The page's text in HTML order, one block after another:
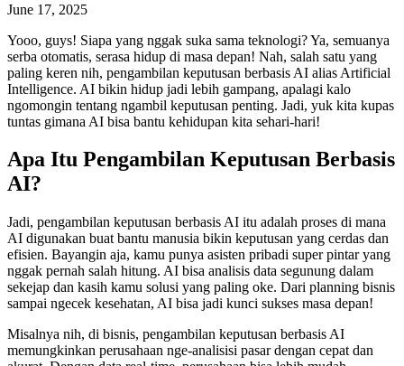
June 17, 2025
Yooo, guys! Siapa yang nggak suka sama teknologi? Ya, semuanya
serba otomatis, serasa hidup di masa depan! Nah, salah satu yang
paling keren nih, pengambilan keputusan berbasis AI alias Artificial
Intelligence. AI bikin hidup jadi lebih gampang, apalagi kalo
ngomongin tentang ngambil keputusan penting. Jadi, yuk kita kupas
tuntas gimana AI bisa bantu kehidupan kita sehari-hari!
Apa Itu Pengambilan Keputusan Berbasis
AI?
Jadi, pengambilan keputusan berbasis AI itu adalah proses di mana
AI digunakan buat bantu manusia bikin keputusan yang cerdas dan
efisien. Bayangin aja, kamu punya asisten pribadi super pintar yang
nggak pernah salah hitung. AI bisa analisis data segunung dalam
sekejap dan kasih kamu solusi yang paling oke. Dari planning bisnis
sampai ngecek kesehatan, AI bisa jadi kunci sukses masa depan!
Misalnya nih, di bisnis, pengambilan keputusan berbasis AI
memungkinkan perusahaan nge-analisisi pasar dengan cepat dan